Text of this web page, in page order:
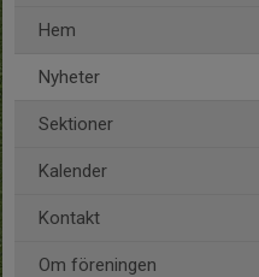
Hem
Nyheter
Sektioner
Kalender
Kontakt
Om föreningen